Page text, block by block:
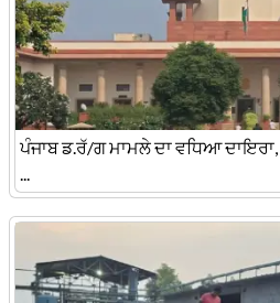
ਪੰਜਾਬ ਡ.ਰੱ/ਗ ਮਾਮਲੇ ਦਾ ਵਧਿਆ